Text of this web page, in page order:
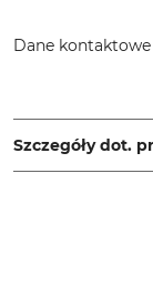
Dane
www.grube.de
Szczegóły dot.